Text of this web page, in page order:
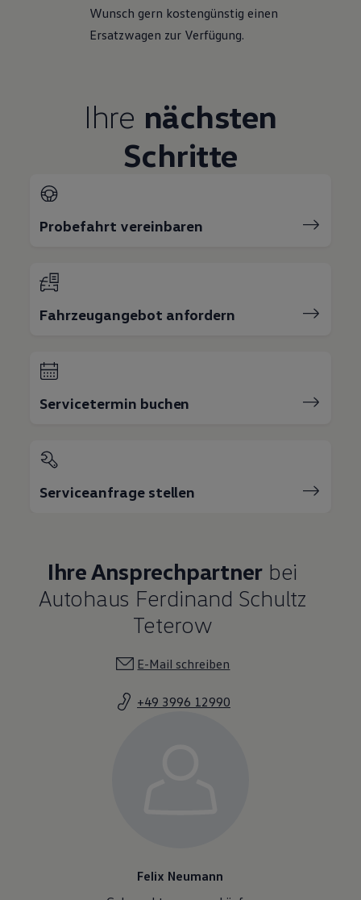
Wunsch gern kostengünstig einen
Ersatzwagen zur Verfügung.
Ihre nächsten
Schritte
Probefahrt vereinbaren
Fahrzeugangebot anfordern
Servicetermin buchen
Serviceanfrage stellen
Ihre Ansprechpartner bei
Autohaus Ferdinand Schultz
Teterow
E-Mail schreiben
+49 3996 12990
Felix Neumann